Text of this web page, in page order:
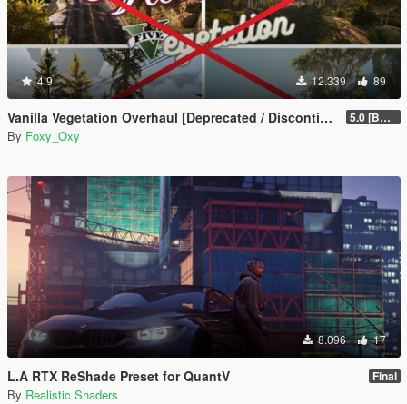
4.9 12.339 89
Vanilla Vegetation Overhaul [Deprecated / Discontinued] 5.0 [BETA]
By Foxy_Oxy
8.096 17
L.A RTX ReShade Preset for QuantV Final
By Realistic Shaders